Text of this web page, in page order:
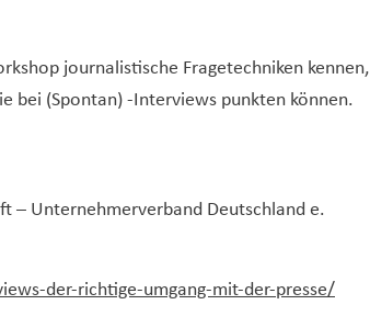
journalistische Fragetechniken kennen,
bei (Spontan) -Interviews punkten können.
– Unternehmerverband Deutschland e.
der-richtige-umgang-mit-der-presse/